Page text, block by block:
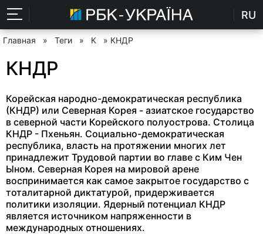
RU
Главная » Теги » К » КНДР
КНДР
Корейская народно-демократическая республика
(КНДР) или Северная Корея - азиатское государство
в северной части Корейского полуострова. Столица
КНДР - Пхеньян. Социально-демократическая
республика, власть на протяжении многих лет
принадлежит Трудовой партии во главе с Ким Чен
Ыном. Северная Корея на мировой арене
воспринимается как самое закрытое государство с
тоталитарной диктатурой, придерживается
политики изоляции. Ядерный потенциал КНДР
является источником напряженности в
международных отношениях.